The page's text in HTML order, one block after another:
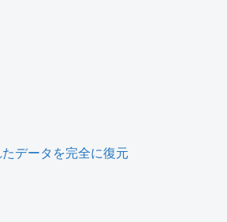
データを完全に復元